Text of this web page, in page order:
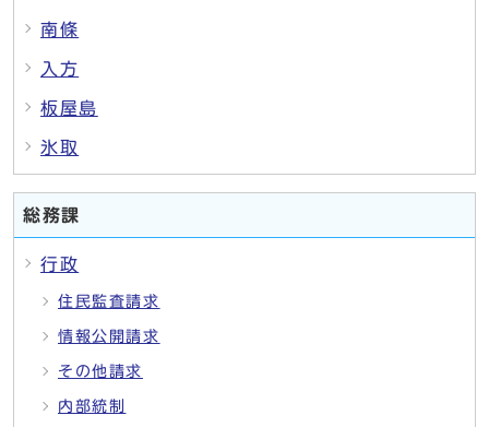
南條
入方
板屋島
氷取
総務課
行政
住民監査請求
情報公開請求
その他請求
内部統制